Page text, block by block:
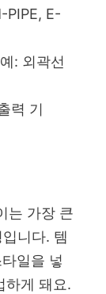
PIPE, E-
: 외곽선
력 기
는 가장 큰
니다. 템
일을 넣
하게 돼요.